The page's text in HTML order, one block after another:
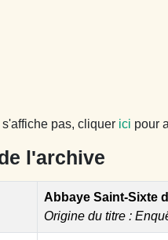
pas, cliquer ici pour
l'archive
Abbaye Saint-Sixte
Origine du titre :